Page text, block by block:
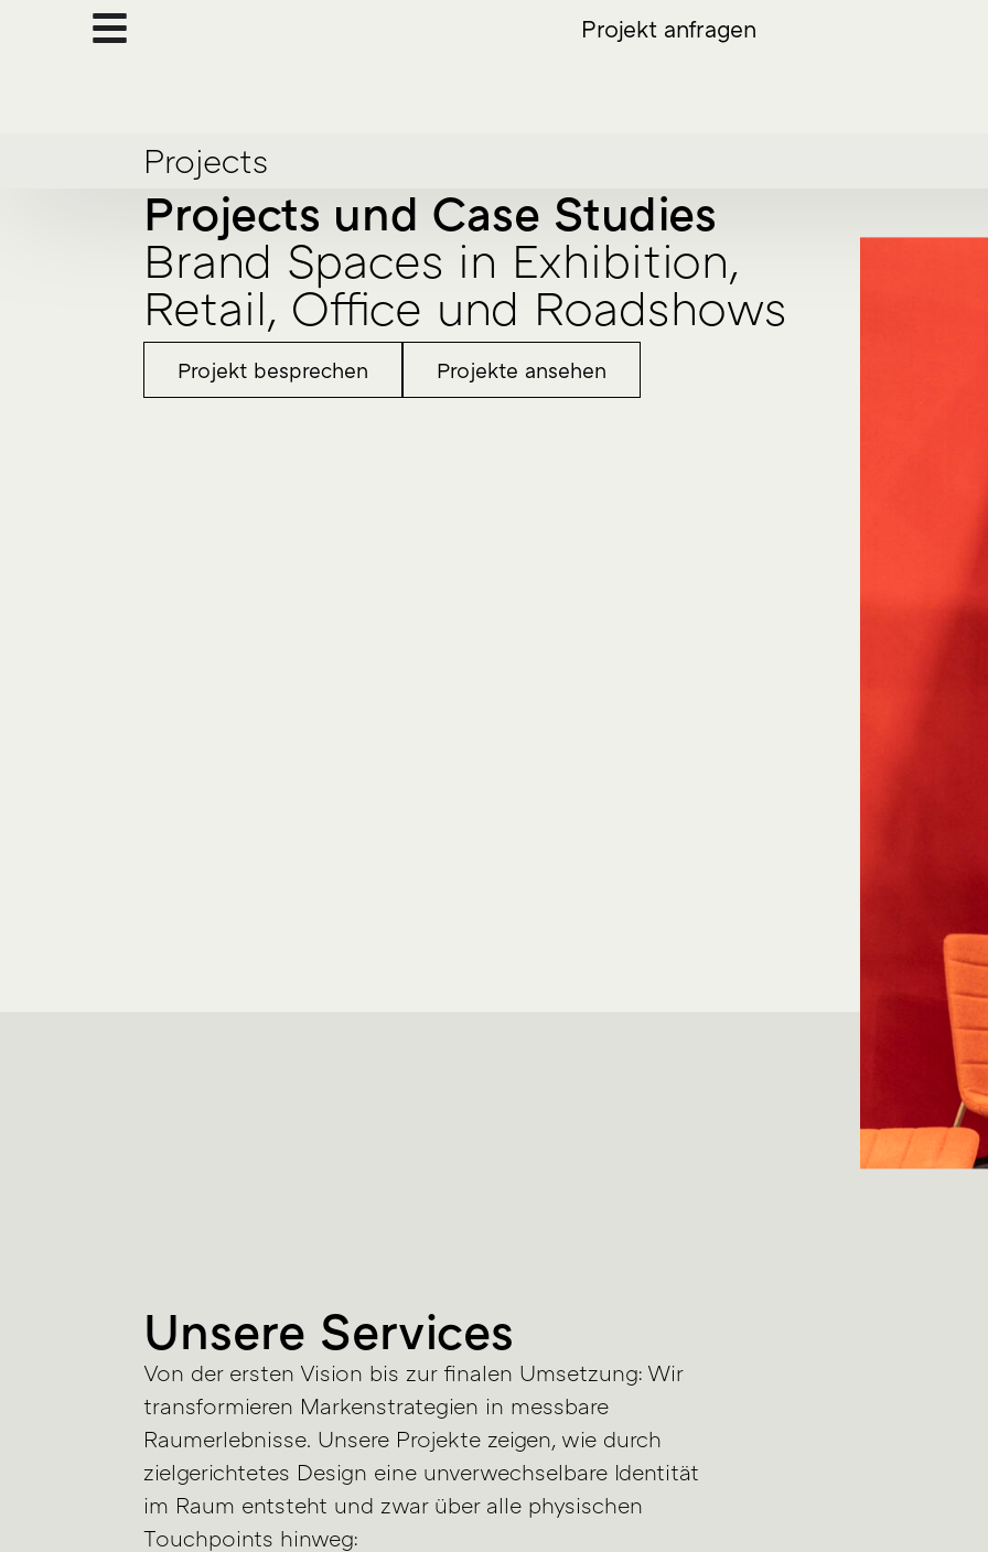
Projekt anfragen
Projects
Projects und Case Studies
Brand Spaces in Exhibition,
Retail, Office und Roadshows
Projekt besprechen Projekte ansehen
Unsere Services
Von der ersten Vision bis zur finalen Umsetzung: Wir
transformieren Markenstrategien in messbare
Raumerlebnisse. Unsere Projekte zeigen, wie durch
zielgerichtetes Design eine unverwechselbare Identität
im Raum entsteht und zwar über alle physischen
Touchpoints hinweg: